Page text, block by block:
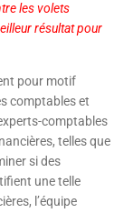
les volets
résultat pour
pour motif
comptables et
comptables
telles que
si des
une telle
l’équipe